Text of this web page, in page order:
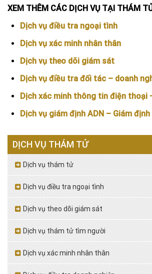
XEM THÊM CÁC DỊCH VỤ TẠI THÁM
Dịch vụ điều tra ngoại tình
Dịch vụ xác minh nhân thân
Dịch vụ theo dõi giám sát
Dịch vụ điều tra đối tác – doanh
Dịch xác minh thông tin điện thoại
Dịch vụ giám định ADN – Giám
DỊCH VỤ THÁM TỬ
Dịch vụ thám tử
Dịch vụ điều tra ngoại tình
Dịch vụ theo dõi giám sát
Dịch vụ thám tử tìm người
Dịch vụ xác minh nhân thân